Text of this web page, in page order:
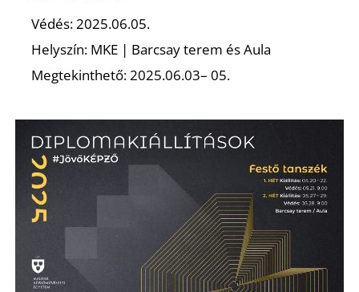
Védés: 2025.06.05.
Helyszín: MKE | Barcsay terem és Aula
Megtekinthető: 2025.06.03– 05.